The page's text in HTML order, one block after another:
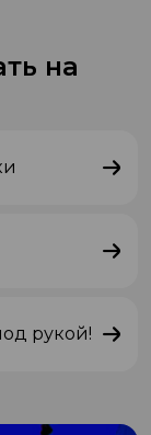
на
рукой!